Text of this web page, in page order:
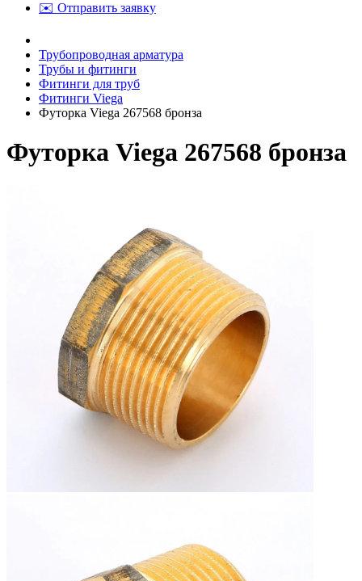
✉️ Отправить заявку
Трубопроводная арматура
Трубы и фитинги
Фитинги для труб
Фитинги Viega
Футорка Viega 267568 бронза
Футорка Viega 267568 бронза